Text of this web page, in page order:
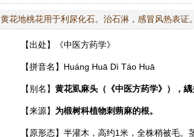
黄花地桃花用于利尿化石。治石淋，感冒风热表证。
【出处】《中医方药学》
【拼音名】Huánɡ Huā Dì Táo Huā
【别名】 黄花虱麻头（《中医方药学》），
【来源】 为椴树科植物刺蒴麻的根。
【原形态】半灌木，高约1米，全株稍被毛